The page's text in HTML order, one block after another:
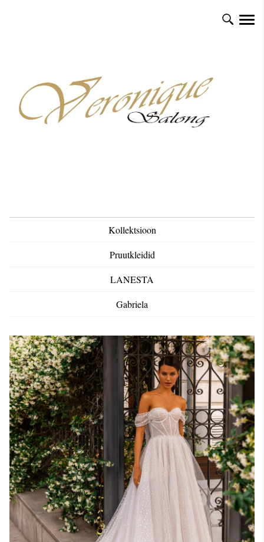
Kollektsioon
Pruutkleidid
LANESTA
Gabriela